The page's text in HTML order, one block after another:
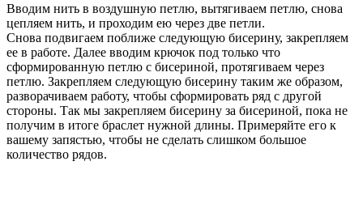
Вводим нить в воздушную петлю, вытягиваем петлю, снова
цепляем нить, и проходим ею через две петли.
Снова подвигаем поближе следующую бисерину, закрепляем
ее в работе. Далее вводим крючок под только что
сформированную петлю с бисериной, протягиваем через
петлю. Закрепляем следующую бисерину таким же образом,
разворачиваем работу, чтобы сформировать ряд с другой
стороны. Так мы закрепляем бисерину за бисериной, пока не
получим в итоге браслет нужной длины. Примеряйте его к
вашему запястью, чтобы не сделать слишком большое
количество рядов.